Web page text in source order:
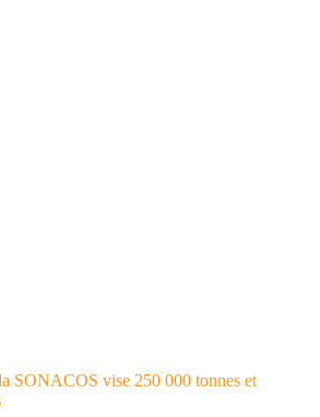
SONACOS vise 250 000 tonnes et